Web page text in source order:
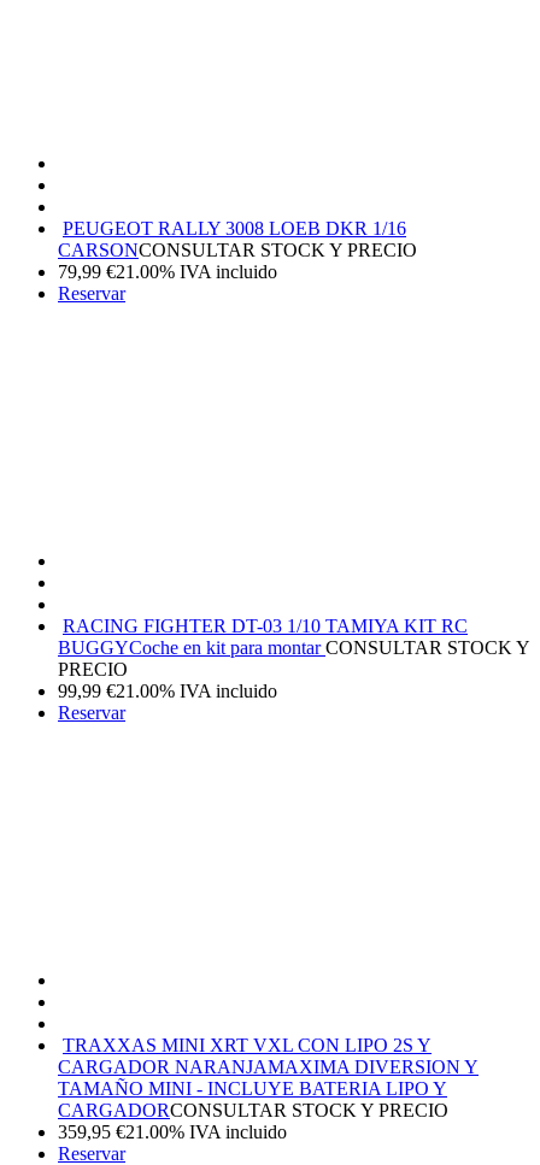
PEUGEOT RALLY 3008 LOEB DKR 1/16
CARSONCONSULTAR STOCK Y PRECIO
79,99 €21.00% IVA incluido
Reservar
RACING FIGHTER DT-03 1/10 TAMIYA KIT RC
BUGGYCoche en kit para montarCONSULTAR STOCK Y
PRECIO
99,99 €21.00% IVA incluido
Reservar
TRAXXAS MINI XRT VXL CON LIPO 2S Y
CARGADOR NARANJAMAXIMA DIVERSION Y
TAMAÑO MINI - INCLUYE BATERIA LIPO Y
CARGADORCONSULTAR STOCK Y PRECIO
359,95 €21.00% IVA incluido
Reservar